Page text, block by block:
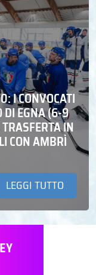
I CONVOCATI
DI EGNA (6-9
IN
CON AMBRÌ
LEGGI TUTTO